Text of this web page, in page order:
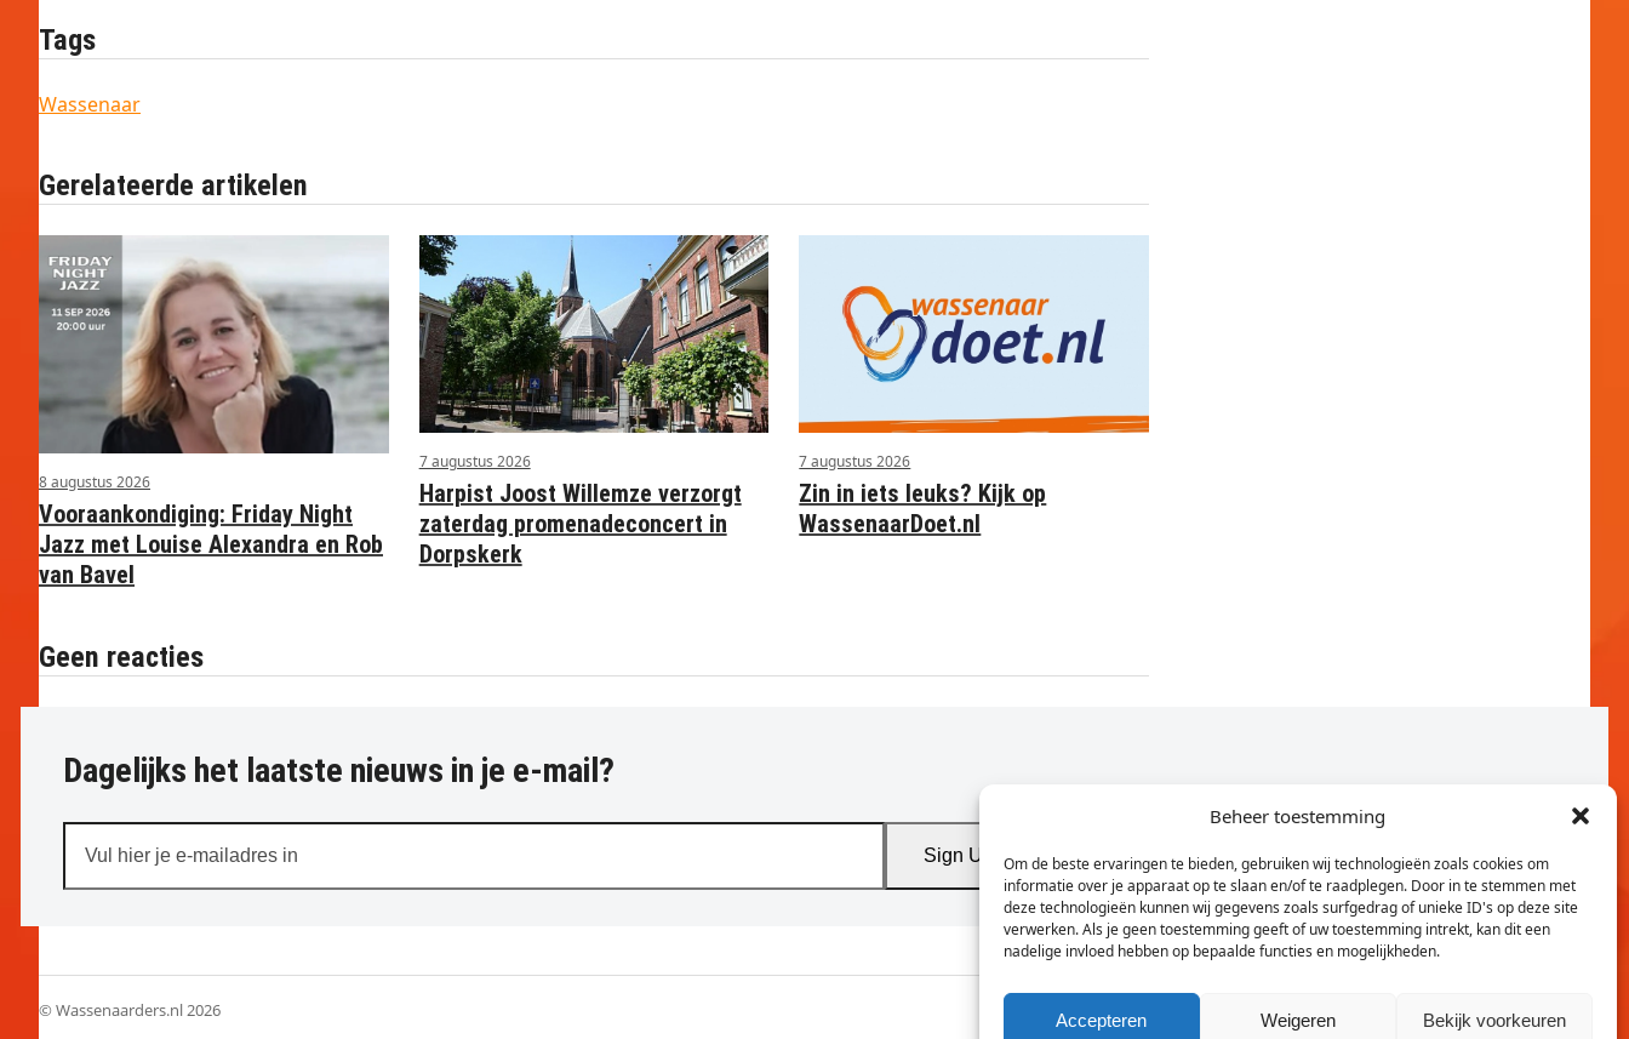
Beheer toestemming
Om de beste ervaringen te bieden, gebruiken wij technologieën zoals cookies om
informatie over je apparaat op te slaan en/of te raadplegen. Door in te stemmen met
deze technologieën kunnen wij gegevens zoals surfgedrag of unieke ID's op deze site
verwerken. Als je geen toestemming geeft of uw toestemming intrekt, kan dit een
nadelige invloed hebben op bepaalde functies en mogelijkheden.
Accepteren Weigeren Bekijk voorkeuren
Tags
Wassenaar
Gerelateerde artikelen
8 augustus 2026
Vooraankondiging: Friday Night
Jazz met Louise Alexandra en Rob
van Bavel
7 augustus 2026
Harpist Joost Willemze verzorgt
zaterdag promenadeconcert in
Dorpskerk
7 augustus 2026
Zin in iets leuks? Kijk op
WassenaarDoet.nl
Geen reacties
Dagelijks het laatste nieuws in je e-mail?
hier
je
in
Sign Up
© Wassenaarders.nl 2026 Twitter